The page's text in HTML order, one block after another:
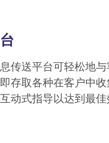
传送平台可轻松地
存取各种在客户中
动式指导以达到最佳